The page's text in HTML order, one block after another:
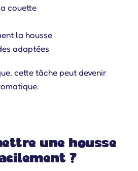
couette
la housse
adaptées
cette tâche peut devenir
une housse
?